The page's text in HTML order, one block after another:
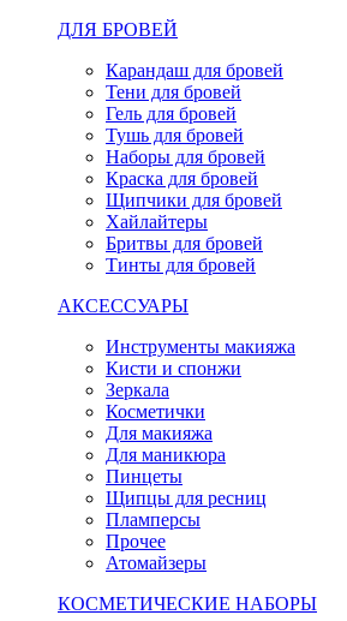
ДЛЯ БРОВЕЙ
Карандаш для бровей
Тени для бровей
Гель для бровей
Тушь для бровей
Наборы для бровей
Краска для бровей
Щипчики для бровей
Хайлайтеры
Бритвы для бровей
Тинты для бровей
АКСЕССУАРЫ
Инструменты макияжа
Кисти и спонжи
Зеркала
Косметички
Для макияжа
Для маникюра
Пинцеты
Щипцы для ресниц
Пламперсы
Прочее
Атомайзеры
КОСМЕТИЧЕСКИЕ НАБОРЫ